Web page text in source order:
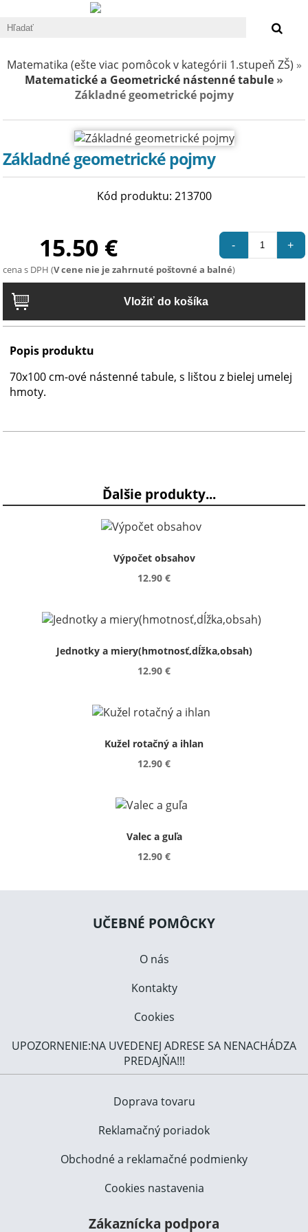
Matematika (ešte viac pomôcok v kategórii 1.stupeň ZŠ) »
Matematické a Geometrické nástenné tabule »
Základné geometrické pojmy
Základné geometrické pojmy
Kód produktu: 213700
15.50 € +
-
cena s DPH (V cene nie je zahrnuté poštovné a balné)
Popis produktu
70x100 cm-ové nástenné tabule, s lištou z bielej umelej
hmoty.
Ďalšie produkty...
Výpočet obsahov
12.90 €
Jednotky a miery(hmotnosť,dĺžka,obsah)
12.90 €
Kužel rotačný a ihlan
12.90 €
Valec a guľa
12.90 €
UČEBNÉ POMÔCKY
O nás
Kontakty
Cookies
UPOZORNENIE:NA UVEDENEJ ADRESE SA NENACHÁDZA
PREDAJŇA!!!
Doprava tovaru
Reklamačný poriadok
Obchodné a reklamačné podmienky
Cookies nastavenia
Zákaznícka podpora